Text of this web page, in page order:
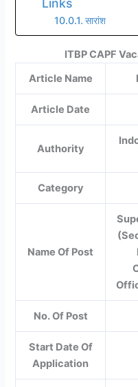
Links
सारांश
ITBP CAPF
Article Name
Article Date
Authority
Category
Name Of Post
No. Of Post
Start Date Of
Application